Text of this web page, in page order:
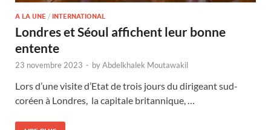
A LA UNE / INTERNATIONAL
Londres et Séoul affichent leur bonne
entente
23 novembre 2023 - byAbdelkhalek Moutawakil
Lors d’une visite d’Etat de trois jours du dirigeant sud-
coréen à Londres, la capitale britannique, …